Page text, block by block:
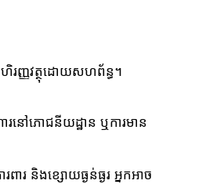
រញ្ញវត្ថុ​ដោ​យសហព័ន្ធ។
ារ​នៅ​ភោជនីយដ្ឋាន ឬការ​មាន​
ារ និងខ្សោយធ្ងន់ធ្ងរ អ្នកអាច​